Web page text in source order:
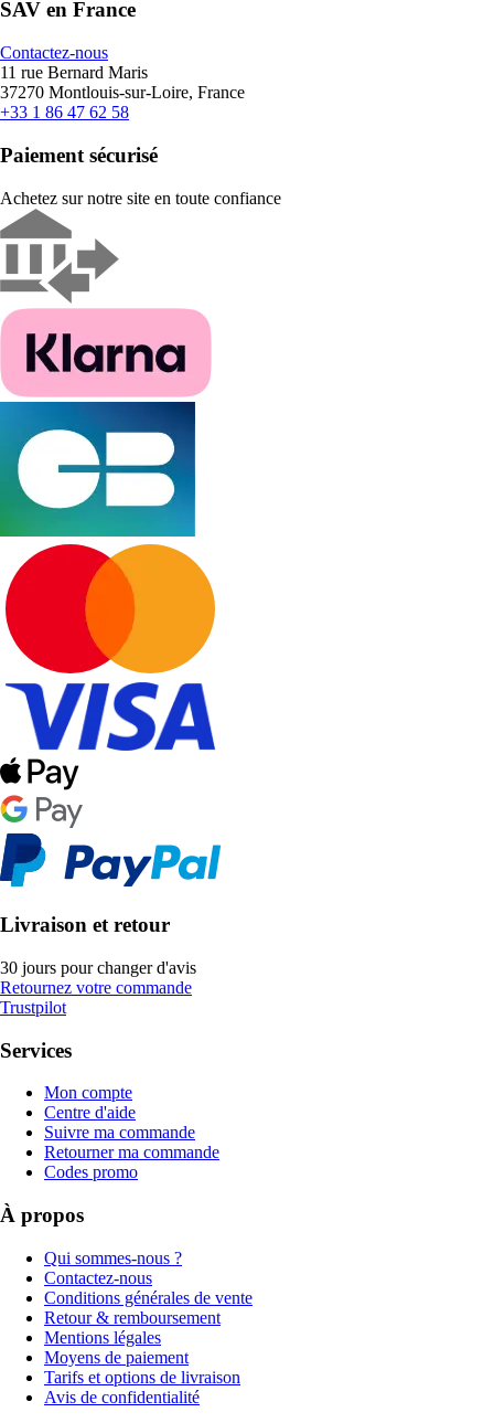
SAV en France
Contactez-nous
11 rue Bernard Maris
37270 Montlouis-sur-Loire, France
+33 1 86 47 62 58
Paiement sécurisé
Achetez sur notre site en toute confiance
Livraison et retour
30 jours pour changer d'avis
Retournez votre commande
Trustpilot
Services
Mon compte
Centre d'aide
Suivre ma commande
Retourner ma commande
Codes promo
À propos
Qui sommes-nous ?
Contactez-nous
Conditions générales de vente
Retour & remboursement
Mentions légales
Moyens de paiement
Tarifs et options de livraison
Avis de confidentialité